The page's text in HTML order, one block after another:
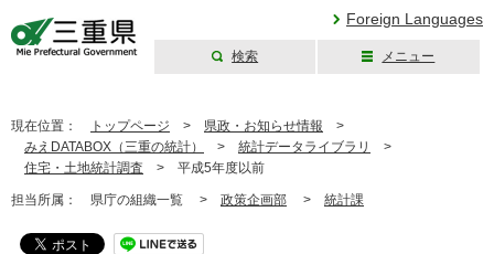
Foreign Languages
検索 メニュー
現在位置： トップページ > 県政・お知らせ情報 >
みえDATABOX（三重の統計）
> 統計データライブラリ
>
住宅・土地統計調査 > 平成5年度以前
担当所属： 県庁の組織一覧 > 政策企画部 > 統計課